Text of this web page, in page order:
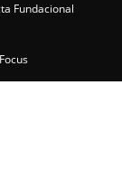
Fundacional